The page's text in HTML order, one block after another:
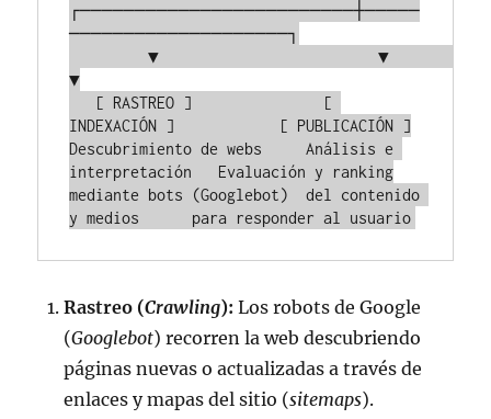
┌─────────────────────────┼─────
────────────────────┐
         ▼                         ▼
▼
INDEXACIÓN ]            [ PUBLICACIÓN ]
Descubrimiento de webs     Análisis e
interpretación   Evaluación y ranking
mediante bots (Googlebot)  del contenido
Rastreo (Crawling): Los robots de Google
(Googlebot) recorren la web descubriendo
páginas nuevas o actualizadas a través de
enlaces y mapas del sitio (sitemaps).